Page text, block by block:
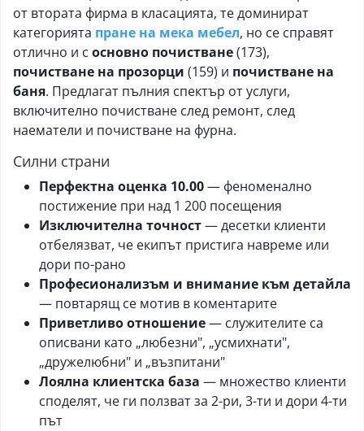
работят с
екипи.
посещение,
тромава
комуникация,
сложно
запазване на
час.
платформи
(тип
Domestina)
графика на
изпълнителите,
рейтинг
система,
замяна при
нужда, сигурни
плащания и
застраховка на
услугата.
цена,
сигурност и
удобство.
от втората фирма в класацията, те доминират
категорията пране на мека мебел, но се справят
отлично и с основно почистване(173),
почистване на прозорци (159) и почистване на
баня. Предлагат пълния спектър от услуги,
включително почистване след ремонт, след
наематели и почистване на фурна.
Силни страни
Перфектна оценка 10.00— феноменално
постижение при над 1 200 посещения
Изключителна точност— десетки клиенти
отбелязват, че екипът пристига навреме или
дори по-рано
Професионализъм и внимание към детайла
— повтарящ се мотив в коментарите
Приветливо отношение— служителите са
описвани като „любезни", „усмихнати",
„дружелюбни" и „възпитани"
Лоялна клиентска база — множество клиенти
споделят, че ги ползват за 2-ри, 3-ти и дори 4-ти
път